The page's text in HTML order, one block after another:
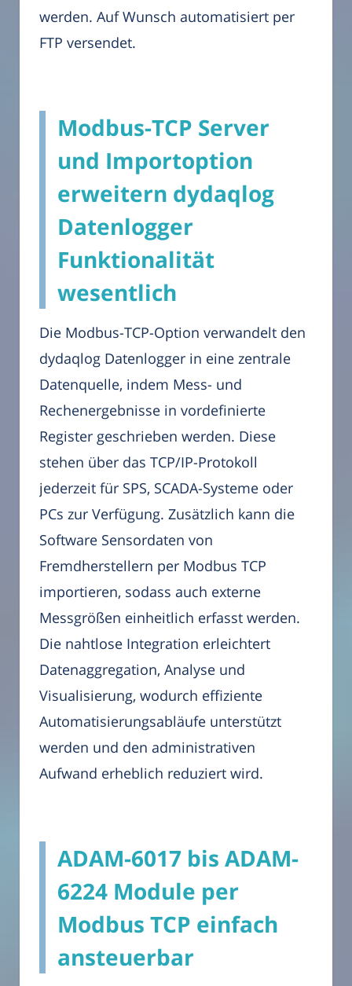
werden. Auf Wunsch automatisiert per
FTP versendet.
Modbus-TCP Server
und Importoption
erweitern dydaqlog
Datenlogger
Funktionalität
wesentlich
Die Modbus-TCP-Option verwandelt den
dydaqlog Datenlogger in eine zentrale
Datenquelle, indem Mess- und
Rechenergebnisse in vordefinierte
Register geschrieben werden. Diese
stehen über das TCP/IP-Protokoll
jederzeit für SPS, SCADA-Systeme oder
PCs zur Verfügung. Zusätzlich kann die
Software Sensordaten von
Fremdherstellern per Modbus TCP
importieren, sodass auch externe
Messgrößen einheitlich erfasst werden.
Die nahtlose Integration erleichtert
Datenaggregation, Analyse und
Visualisierung, wodurch effiziente
Automatisierungsabläufe unterstützt
werden und den administrativen
Aufwand erheblich reduziert wird.
ADAM-6017 bis ADAM-
6224 Module per
Modbus TCP einfach
ansteuerbar